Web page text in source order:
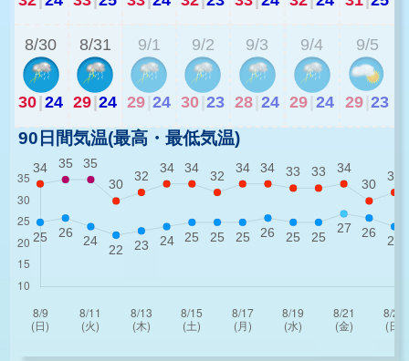
8/30
30|24
8/31
29|24
9/1
29 24
9/2
30 23
9/3
28 24
9/4
29 24
9/5
29 23
90日間気温(最高・最低気温)